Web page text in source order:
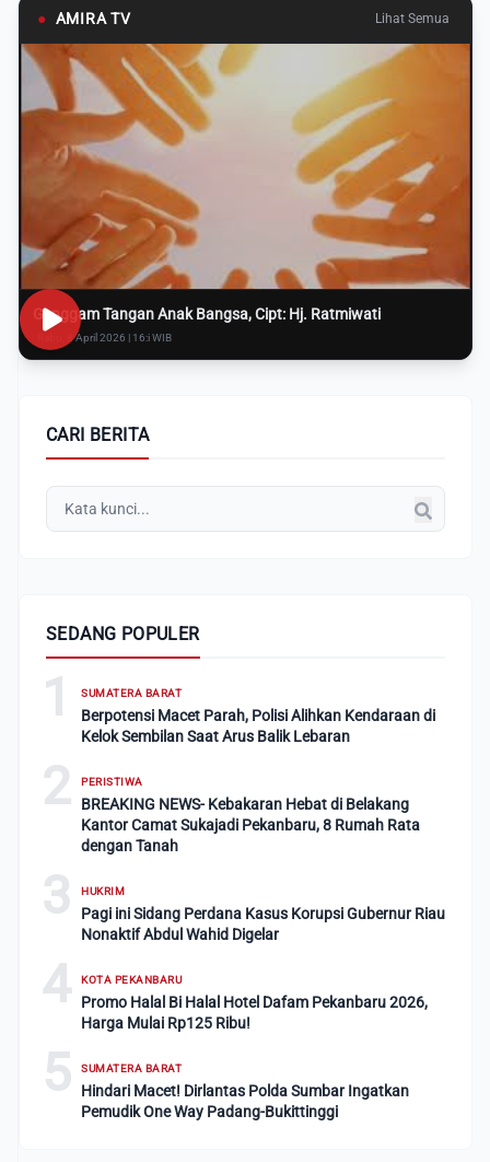
● AMIRA TV Lihat Semua
Genggam Tangan Anak Bangsa, Cipt: Hj. Ratmiwati
Rabu, 8 April 2026 | 16:i WIB
CARI BERITA
SEDANG POPULER
1 SUMATERA BARAT
Berpotensi Macet Parah, Polisi Alihkan Kendaraan di
Kelok Sembilan Saat Arus Balik Lebaran
2 PERISTIWA
BREAKING NEWS- Kebakaran Hebat di Belakang
Kantor Camat Sukajadi Pekanbaru, 8 Rumah Rata
dengan Tanah
3 HUKRIM
Pagi ini Sidang Perdana Kasus Korupsi Gubernur Riau
Nonaktif Abdul Wahid Digelar
4 KOTA PEKANBARU
Promo Halal Bi Halal Hotel Dafam Pekanbaru 2026,
Harga Mulai Rp125 Ribu!
5 SUMATERA BARAT
Hindari Macet! Dirlantas Polda Sumbar Ingatkan
Pemudik One Way Padang-Bukittinggi